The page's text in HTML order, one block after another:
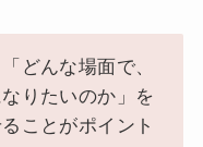
どんな場面で、
りたいのか」を
ことがポイント